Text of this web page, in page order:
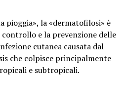
pioggia», la «dermatofilosi» è
e la prevenzione delle
cutanea causata dal
che colpisce principalmente
e subtropicali.